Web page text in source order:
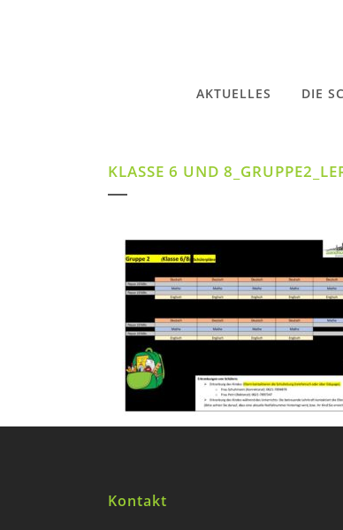
AKTUELLES DIE
KLASSE 6 UND
Kontakt